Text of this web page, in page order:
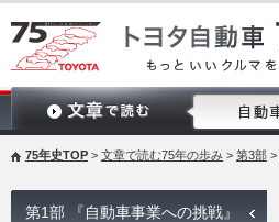
75年史TOP > 文章で読む75年の歩み > 第3部 >
第1部 『自動車事業への挑戦』